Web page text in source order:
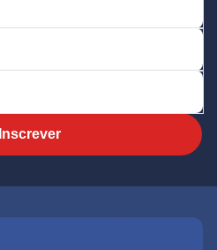
Inscrever